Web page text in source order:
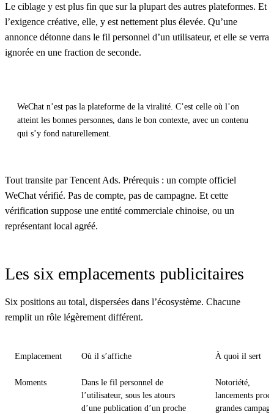
Le ciblage y est plus fin que sur la plupart des autres plateformes. Et
l’exigence créative, elle, y est nettement plus élevée. Qu’une
annonce détonne dans le fil personnel d’un utilisateur, et elle se verra
ignorée en une fraction de seconde.
WeChat n’est pas la plateforme de la viralité. C’est celle où l’on
atteint les bonnes personnes, dans le bon contexte, avec un contenu
qui s’y fond naturellement.
Tout transite par Tencent Ads. Prérequis : un compte officiel
WeChat vérifié. Pas de compte, pas de campagne. Et cette
vérification suppose une entité commerciale chinoise, ou un
représentant local agréé.
Les six emplacements publicitaires
Six positions au total, dispersées dans l’écosystème. Chacune
remplit un rôle légèrement différent.
Emplacement Où il s’affiche À quoi il sert
Moments
Dans le fil personnel de
l’utilisateur, sous les atours
d’une publication d’un proche
Notoriété,
lancements
grandes